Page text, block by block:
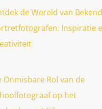
de Wereld van
Inspiratie
Onmisbare Rol van de
op het